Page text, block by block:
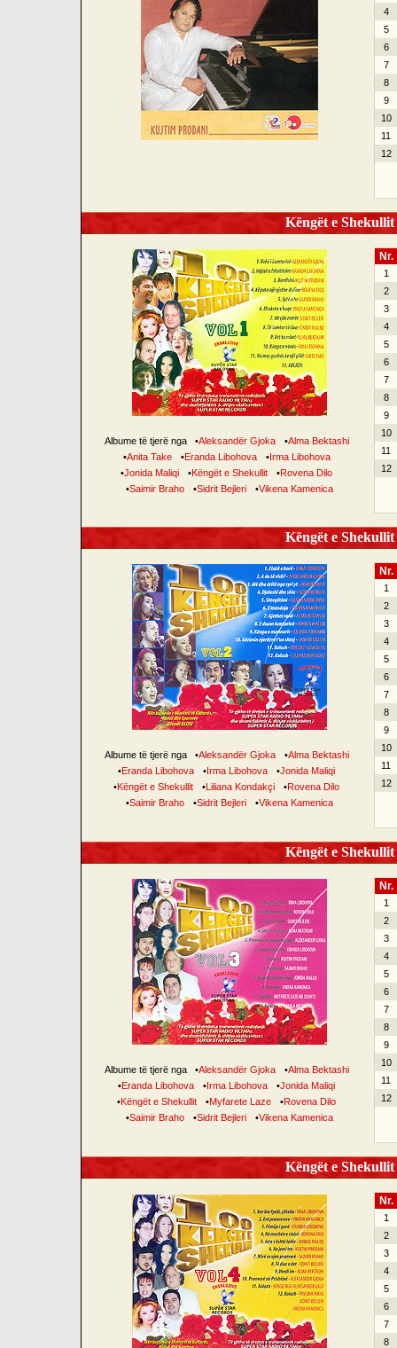
4
5
6
7
8
9
10
11
12
Këngët e
Albume të tjerë nga •Aleksandër Gjoka •Alma Bektashi
•Anita Take •Eranda Libohova •Irma Libohova
•Jonida Maliqi •Këngët e Shekullit •Rovena Dilo
•Saimir Braho •Sidrit Bejleri •Vikena Kamenica
Nr.
1
2
3
4
5
6
7
8
9
10
11
12
Këngët e
Albume të tjerë nga •Aleksandër Gjoka •Alma Bektashi
•Eranda Libohova •Irma Libohova •Jonida Maliqi
•Këngët e Shekullit •Liliana Kondakçi •Rovena Dilo
•Saimir Braho •Sidrit Bejleri •Vikena Kamenica
Nr.
1
2
3
4
5
6
7
8
9
10
11
12
Këngët e
Albume të tjerë nga •Aleksandër Gjoka •Alma Bektashi
•Eranda Libohova •Irma Libohova •Jonida Maliqi
•Këngët e Shekullit •Myfarete Laze •Rovena Dilo
•Saimir Braho •Sidrit Bejleri •Vikena Kamenica
Nr.
1
2
3
4
5
6
7
8
9
10
11
12
Këngët e
Nr.
1
2
3
4
5
6
7
8